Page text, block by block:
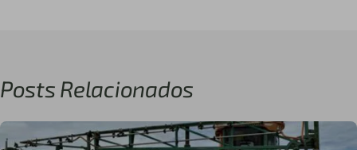
Posts Relacionados